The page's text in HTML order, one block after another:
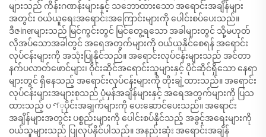
များသည် ကိန်းဂဏန်းများနှင့် သဘောထားသော အရောင်းအချိန်များ
အတွင်း ဝယ်ယူရေးအရောင်းအကြောင်းများကို ပေါင်းစပ်ပေးသည်။
ဒီဇinerများသည် မြင်ကွင်းတွင် မြင်တွေ့ရသော အခါများတွင် သို့မဟုတ်
လိုအပ်သောအခါတွင် အရေအတွက်များကို ဝယ်ယူနိုင်စေရန် အရောင်း
လုပ်ငန်းများကို အသုံးပြုနိုင်သည်။ အရောင်းလုပ်ငန်းများသည် အင်တာ
နက်ပလာတ်ဖောင်များ၊ ဝိုင်းဆိုင်အရောင်းသူများနှင့် ပိုင်ဆိုင်ရှိသော နေရာ
များတွင် ရှိနေသည့် အရောင်းလုပ်ငန်းများကို တိုးချဲ့ထားသည်။ အရောင်း
လုပ်ငန်းများအများစုသည် ပုံမှန်အချိန်များနှင့် အရေအတွက်များကို ပြသ
ထားသည့် ပণုပိုင်းအချက်များကို ပေးဆောင်ပေးသည်။ အရောင်း
အချိန်များအတွင်း ပစ္စည်းများကို ပေါင်းစပ်နိုင်သည့် အခွင့်အရေးများကို
ဝယ်သူများသည် ပြုလုပ်နိုင်ပါသည်။ အနည်းဆုံး အရောင်းအချိန်